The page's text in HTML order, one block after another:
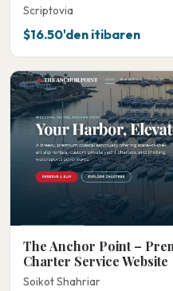
Scriptovia
$16.50'den itibaren
The Anchor Point –
Charter Service Website
Soikot Shahriar